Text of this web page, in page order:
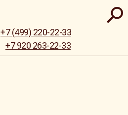
+7 920 263-22-33
+7 (499) 220-22-33